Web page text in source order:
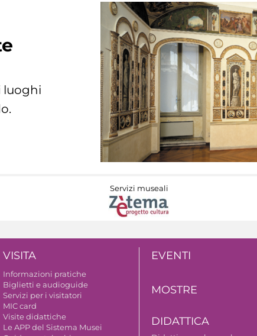
luoghi
Servizi museali
VISITA
Informazioni pratiche
Biglietti e audioguide
Servizi per i visitatori
MIC card
Visite didattiche
Le APP del Sistema Musei
EVENTI
MOSTRE
DIDATTICA